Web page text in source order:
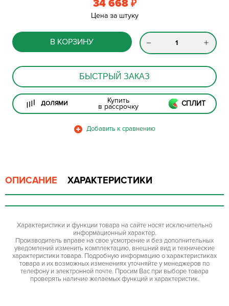
34 668 ₽
Цена за штуку
В КОРЗИНУ
БЫСТРЫЙ ЗАКАЗ
ДОЛЯМИ Купить
в рассрочку СПЛИТ
ОПИСАНИЕ ХАРАКТЕРИСТИКИ
Характеристики и функции товара на сайте носят исключительно
информационный характер.
Производитель вправе на свое усмотрение и без дополнительных
уведомлений изменить комплектацию, внешний вид и технические
характеристики товара. Подробную информацию о характеристиках
товара и их возможных изменениях уточняйте у менеджеров по
телефону и электронной почте. Просим Вас при выборе товара
проверять наличие желаемых функций и характеристик.